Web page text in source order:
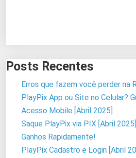
Posts Recentes
Erros que fazem você perder na
PlayPix App ou Site no Celular?
Acesso Mobile [Abril 2025]
Saque PlayPix via PIX [Abril
Ganhos Rapidamente!
PlayPix Cadastro e Login [Abril